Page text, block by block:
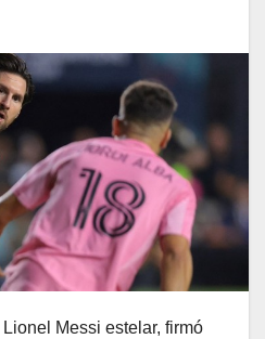
Lionel Messi estelar, firmó